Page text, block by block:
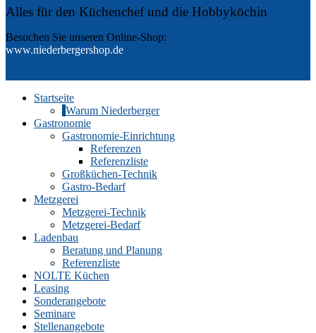
Alles für den Küchenchef und die Hobbyköchin
Besuchen Sie unseren Online-Shop:
www.niederbergershop.de
Startseite
Warum Niederberger
Gastronomie
Gastronomie-Einrichtung
Referenzen
Referenzliste
Großküchen-Technik
Gastro-Bedarf
Metzgerei
Metzgerei-Technik
Metzgerei-Bedarf
Ladenbau
Beratung und Planung
Referenzliste
NOLTE Küchen
Leasing
Sonderangebote
Seminare
Stellenangebote